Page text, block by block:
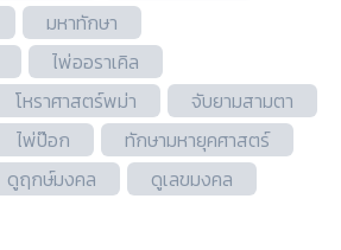
มหาทักษา
ไพ่ออราเคิล
โหราศาสตร์พม่า
จับยามสามตา
ไพ่ป๊อก
ทักษามหายุคศาสตร์
ดูฤกษ์มงคล
ดูเลขมงคล